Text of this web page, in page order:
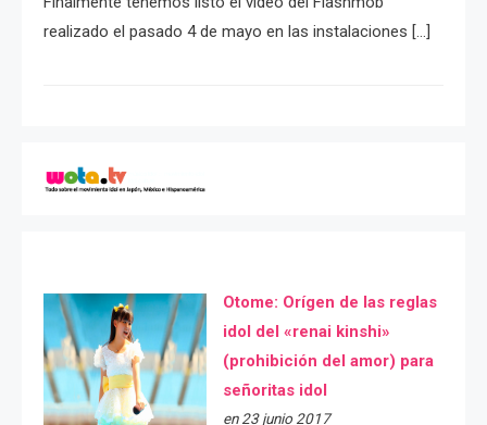
realizado el pasado 4 de mayo en las instalaciones […]
Otome: Orígen de las reglas
idol del «renai kinshi»
(prohibición del amor) para
señoritas idol
en 23 junio 2017